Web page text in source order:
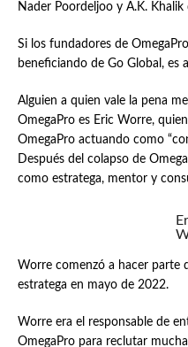
Nader Poordeljoo y A.K.
Si los fundadores de
beneficiando de Go Global, es
Alguien a quien vale la pena
OmegaPro es Eric Worre,
OmegaPro actuando como
Después del colapso de
como estratega, mentor y
Worre comenzó a hacer parte
estratega en mayo de 2022.
Worre era el responsable de
OmegaPro para reclutar